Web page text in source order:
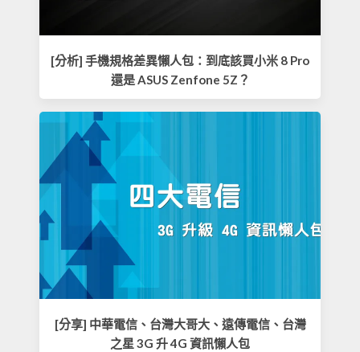
[分析] 手機規格差異懶人包：到底該買小米 8 Pro
還是 ASUS Zenfone 5Z？
[分享] 中華電信、台灣大哥大、遠傳電信、台灣
之星 3G 升 4G 資訊懶人包